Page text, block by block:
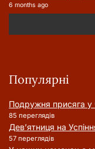
6 months ago
Популярні
Подружня присягa у
85 переглядів
Дев’ятниця на
57 переглядів